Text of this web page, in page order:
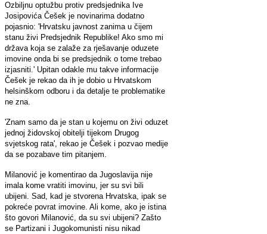
Ozbiljnu optužbu protiv predsjednika Ive
Josipovića Češek je novinarima dodatno
pojasnio: 'Hrvatsku javnost zanima u čijem
stanu živi Predsjednik Republike! Ako smo mi
država koja se zalaže za rješavanje oduzete
imovine onda bi se predsjednik o tome trebao
izjasniti.' Upitan odakle mu takve informacije
Češek je rekao da ih je dobio u Hrvatskom
helsinškom odboru i da detalje te problematike
ne zna.
'Znam samo da je stan u kojemu on živi oduzet
jednoj židovskoj obitelji tijekom Drugog
svjetskog rata', rekao je Češek i pozvao medije
da se pozabave tim pitanjem.
Milanović je komentirao da Jugoslavija nije
imala kome vratiti imovinu, jer su svi bili
ubijeni. Sad, kad je stvorena Hrvatska, ipak se
pokreće povrat imovine. Ali kome, ako je istina
što govori Milanović, da su svi ubijeni? Zašto
se Partizani i Jugokomunisti nisu nikad